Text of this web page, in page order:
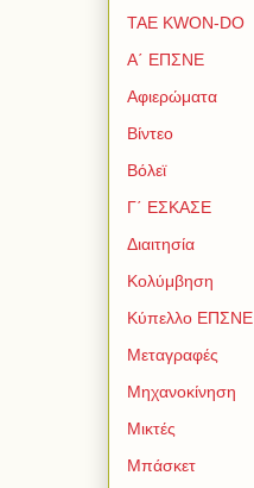
TAE KWON-DO
Α΄ ΕΠΣΝΕ
Αφιερώματα
Βίντεο
Βόλεϊ
Γ΄ ΕΣΚΑΣΕ
Διαιτησία
Κολύμβηση
Κύπελλο ΕΠΣΝΕ
Μεταγραφές
Μηχανοκίνηση
Μικτές
Μπάσκετ